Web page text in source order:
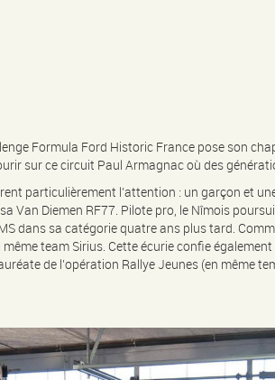
Formula Ford Historic France pose son
sur ce circuit Paul Armagnac où des
particulièrement l’attention : un garçon et
Van Diemen RF77. Pilote pro, le Nîmois
dans sa catégorie quatre ans plus tard.
team Sirius. Cette écurie confie
de l’opération Rallye Jeunes (en même